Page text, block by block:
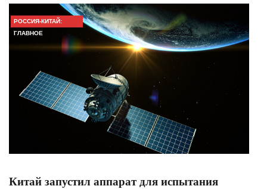
РОССИЯ-КИТАЙ:
ГЛАВНОЕ
Китай запустил аппарат для испытания